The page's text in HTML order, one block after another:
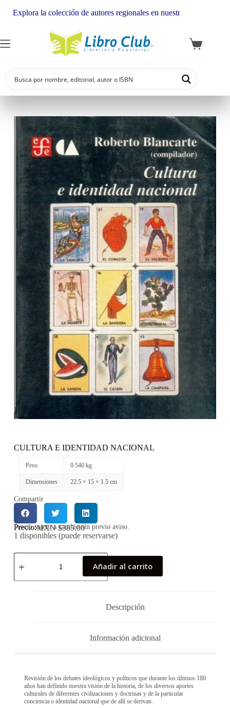
la colección de autores regionales en nuestra librería
CULTURA E IDENTIDAD NACIONAL
Peso 0.540 kg
Dimensiones 22.5 × 15 × 1.5 cm
Compartir
Precio:MXN $385.00
Precio sujeto a cambio sin previo aviso.
1 disponibles (puede reservarse)
Añadir al carrito
Descripción
Información adicional
Revisión de los debates ideológicos y políticos que durante los últimos 180
años han definido nuestra visión de la historia, de los diversos aportes
culturales de diferentes civilizaciones y doctrinas y de la particular
conciencia o identidad nacional que de allí se derivan.